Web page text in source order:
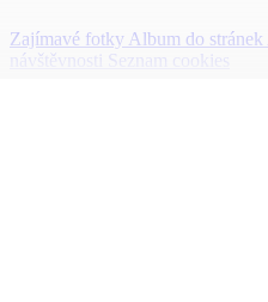
Zajímavé fotky Album do stránek
návštěvnosti